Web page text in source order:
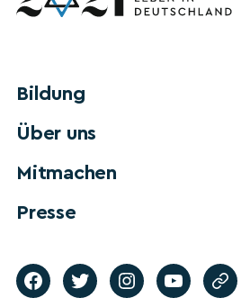
Bildung
Über uns
Mitmachen
Presse